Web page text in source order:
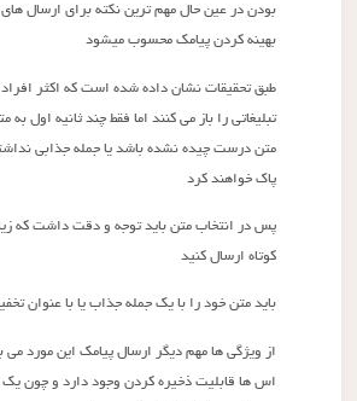
بودن در عین حال مهم ترین نکته برای ارسال های
بهینه کردن پیامک محسوب میشود
طبق تحقیقات نشان داده شده است که اکثر
تبلیغاتی را باز می کنند اما فقط چند ثانیه اول به
متن درست چیده نشده باشد یا جمله جذابی
پاک خواهند کرد
پس در انتخاب متن باید توجه و دقت داشت که
کوتاه ارسال کنید
باید متن خود را با یک جمله جذاب یا با عنوان
از ویژگی ها مهم دیگر ارسال پیامک این مورد می
اس ها قابلیت ذخیره کردن وجود دارد و چون یک